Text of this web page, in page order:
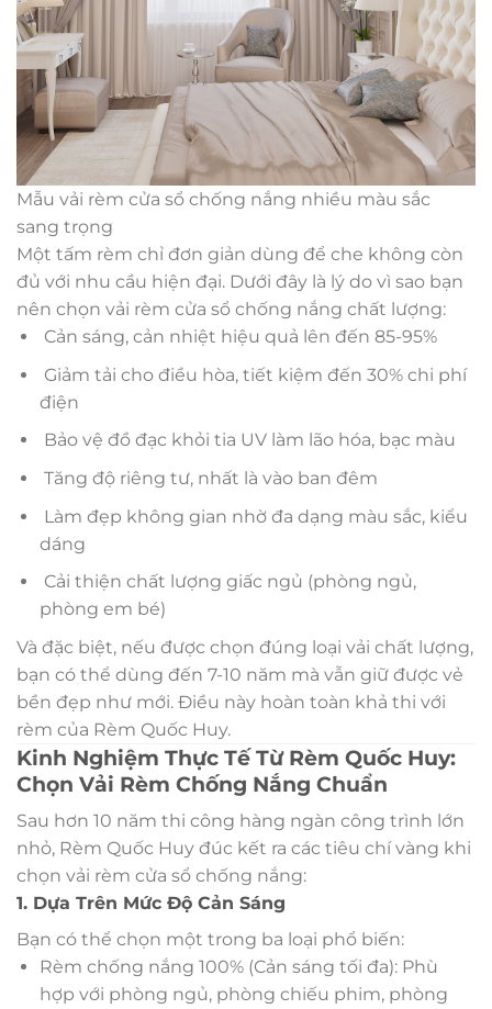
Mẫu vải rèm cửa sổ chống nắng nhiều màu sắc
sang trọng
Một tấm rèm chỉ đơn giản dùng để che không còn
đủ với nhu cầu hiện đại. Dưới đây là lý do vì sao bạn
nên chọn vải rèm cửa sổ chống nắng chất lượng:
Cản sáng, cản nhiệt hiệu quả lên đến 85-95%
Giảm tải cho điều hòa, tiết kiệm đến 30% chi phí
điện
Bảo vệ đồ đạc khỏi tia UV làm lão hóa, bạc màu
Tăng độ riêng tư, nhất là vào ban đêm
Làm đẹp không gian nhờ đa dạng màu sắc, kiểu
dáng
Cải thiện chất lượng giấc ngủ (phòng ngủ,
phòng em bé)
Và đặc biệt, nếu được chọn đúng loại vải chất lượng,
bạn có thể dùng đến 7-10 năm mà vẫn giữ được vẻ
bền đẹp như mới. Điều này hoàn toàn khả thi với
rèm của Rèm Quốc Huy.
Kinh Nghiệm Thực Tế Từ Rèm Quốc Huy:
Chọn Vải Rèm Chống Nắng Chuẩn
Sau hơn 10 năm thi công hàng ngàn công trình lớn
nhỏ, Rèm Quốc Huy đúc kết ra các tiêu chí vàng khi
chọn vải rèm cửa sổ chống nắng:
1. Dựa Trên Mức Độ Cản Sáng
Bạn có thể chọn một trong ba loại phổ biến:
Rèm chống nắng 100% (Cản sáng tối đa): Phù
hợp với phòng ngủ, phòng chiếu phim, phòng